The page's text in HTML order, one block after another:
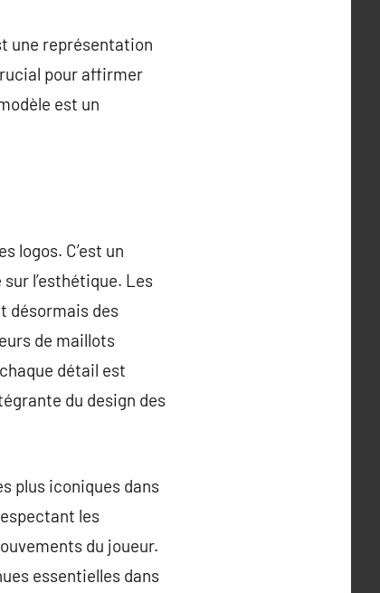
une représentation
pour affirmer
est un
logos. C’est un
l’esthétique. Les
désormais des
de maillots
détail est
du design des
plus iconiques dans
les
du joueur.
essentielles dans